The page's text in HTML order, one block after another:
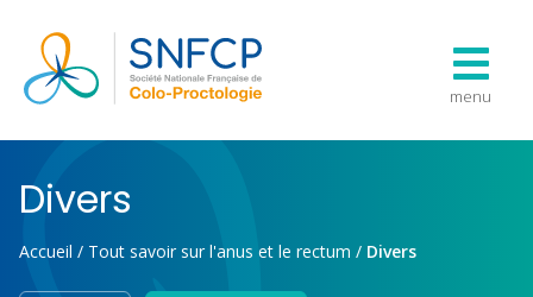
menu
Divers
Accueil / Tout savoir sur l'anus et le rectum / Divers